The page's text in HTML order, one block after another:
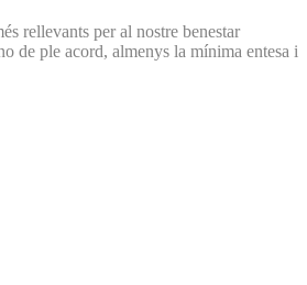
rellevants per al nostre benestar
de ple acord, almenys la mínima entesa i